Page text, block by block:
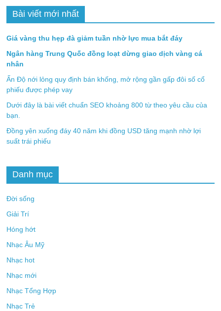
Bài viết mới nhất
Giá vàng thu hẹp đà giảm tuần nhờ lực mua bắt đáy
Ngân hàng Trung Quốc đồng loạt dừng giao dịch vàng cá
nhân
Ấn Độ nới lỏng quy định bán khống, mở rộng gần gấp đôi số cổ
phiếu được phép vay
Dưới đây là bài viết chuẩn SEO khoảng 800 từ theo yêu cầu của
bạn.
Đồng yên xuống đáy 40 năm khi đồng USD tăng mạnh nhờ lợi
suất trái phiếu
Danh mục
Đời sống
Giải Trí
Hóng hớt
Nhạc Âu Mỹ
Nhạc hot
Nhạc mới
Nhạc Tổng Hợp
Nhạc Trẻ